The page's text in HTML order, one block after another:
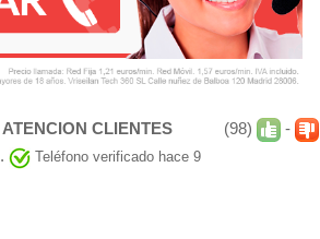
(98) -
ATENCION CLIENTES
.
Teléfono verificado hace 9